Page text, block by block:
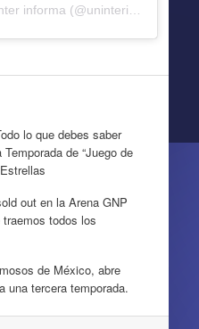
lo que debes saber
de “Juego de
out en la Arena GNP
todos los
de México, abre
una tercera temporada.